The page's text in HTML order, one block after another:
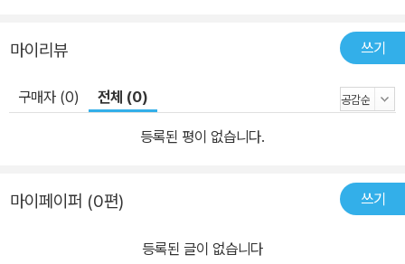
마이리뷰 쓰기
구매자 (0) 전체 (0)
등록된 평이 없습니다.
마이페이퍼 (0편) 쓰기
등록된 글이 없습니다